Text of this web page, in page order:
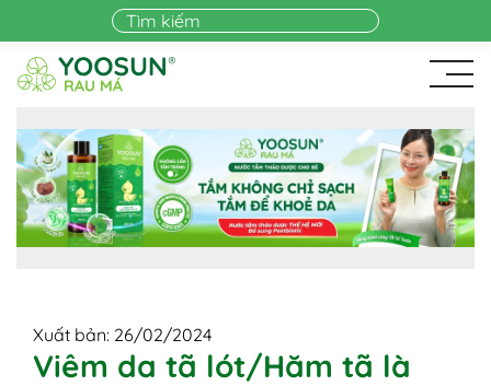
Skip to main content
Xuất bản: 26/02/2024
Viêm da tã lót/Hăm tã là